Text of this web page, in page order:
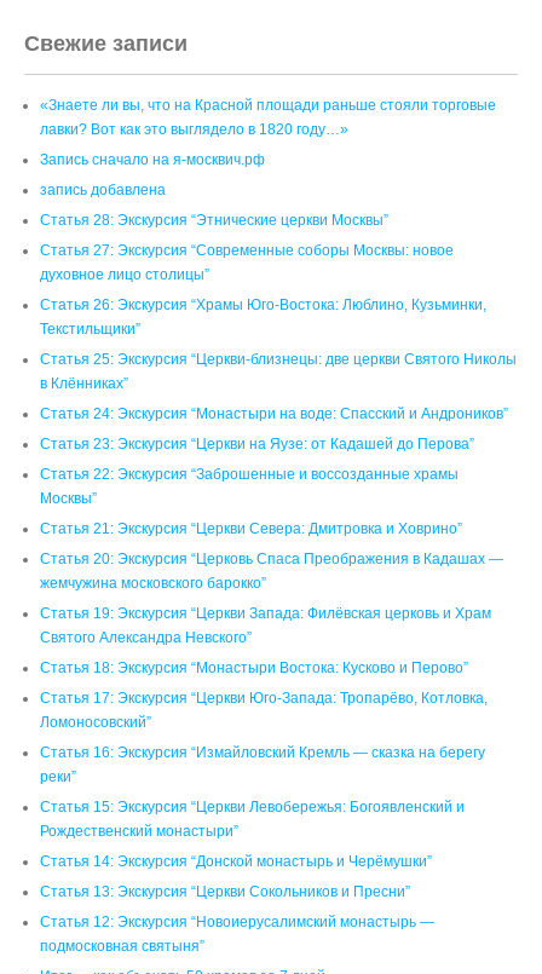
Свежие записи
«Знаете ли вы, что на Красной площади раньше стояли торговые
лавки? Вот как это выглядело в 1820 году…»
Запись сначало на я-москвич.рф
запись добавлена
Статья 28: Экскурсия “Этнические церкви Москвы”
Статья 27: Экскурсия “Современные соборы Москвы: новое
духовное лицо столицы”
Статья 26: Экскурсия “Храмы Юго-Востока: Люблино, Кузьминки,
Текстильщики”
Статья 25: Экскурсия “Церкви-близнецы: две церкви Святого Николы
в Клённиках”
Статья 24: Экскурсия “Монастыри на воде: Спасский и Андроников”
Статья 23: Экскурсия “Церкви на Яузе: от Кадашей до Перова”
Статья 22: Экскурсия “Заброшенные и воссозданные храмы
Москвы”
Статья 21: Экскурсия “Церкви Севера: Дмитровка и Ховрино”
Статья 20: Экскурсия “Церковь Спаса Преображения в Кадашах —
жемчужина московского барокко”
Статья 19: Экскурсия “Церкви Запада: Филёвская церковь и Храм
Святого Александра Невского”
Статья 18: Экскурсия “Монастыри Востока: Кусково и Перово”
Статья 17: Экскурсия “Церкви Юго-Запада: Тропарёво, Котловка,
Ломоносовский”
Статья 16: Экскурсия “Измайловский Кремль — сказка на берегу
реки”
Статья 15: Экскурсия “Церкви Левобережья: Богоявленский и
Рождественский монастыри”
Статья 14: Экскурсия “Донской монастырь и Черёмушки”
Статья 13: Экскурсия “Церкви Сокольников и Пресни”
Статья 12: Экскурсия “Новоиерусалимский монастырь —
подмосковная святыня”